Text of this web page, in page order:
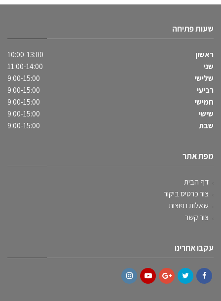
שעות פתיחה
ראשון
10:00-13:00
שני
11:00-14:00
שלישי
9:00-15:00
רביעי
9:00-15:00
חמישי
9:00-15:00
שישי
9:00-15:00
שבת
9:00-15:00
מפת אתר
דף הבית
צור כרטיס ביקור
שאלות נפוצות
צור קשר
עקבו אחרינו